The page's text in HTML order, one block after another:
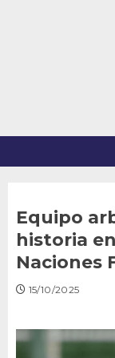
Equipo
historia
Naciones
15/10/2025